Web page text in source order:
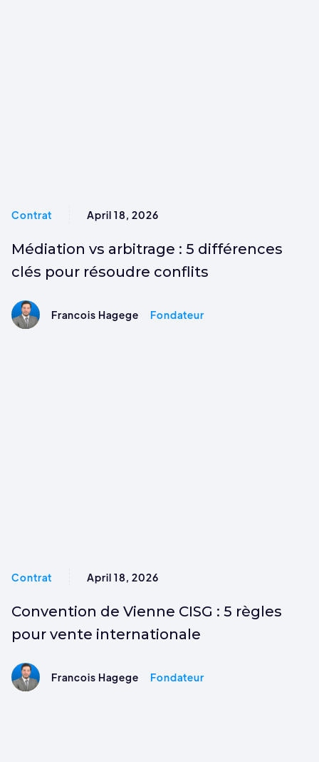
Contrat April 18, 2026
Médiation vs arbitrage : 5 différences
clés pour résoudre conflits
Francois Hagege Fondateur
Contrat April 18, 2026
Convention de Vienne CISG : 5 règles
pour vente internationale
Francois Hagege Fondateur